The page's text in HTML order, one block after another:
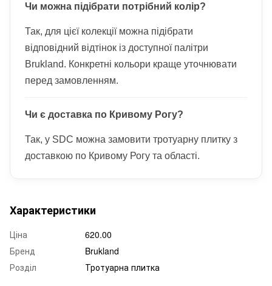
Чи можна підібрати потрібний колір?
Так, для цієї колекції можна підібрати
відповідний відтінок із доступної палітри
Brukland. Конкретні кольори краще уточнювати
перед замовленням.
Чи є доставка по Кривому Рогу?
Так, у SDC можна замовити тротуарну плитку з
доставкою по Кривому Рогу та області.
Характеристики
Ціна
620.00
Бренд
Brukland
Розділ
Тротуарна плитка